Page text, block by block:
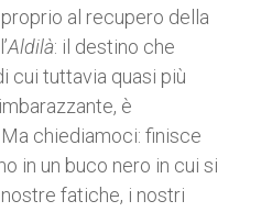
al recupero della
Aldilà: il destino che
cui tuttavia quasi più
è
chiediamoci: finisce
in un buco nero in cui si
fatiche, i nostri